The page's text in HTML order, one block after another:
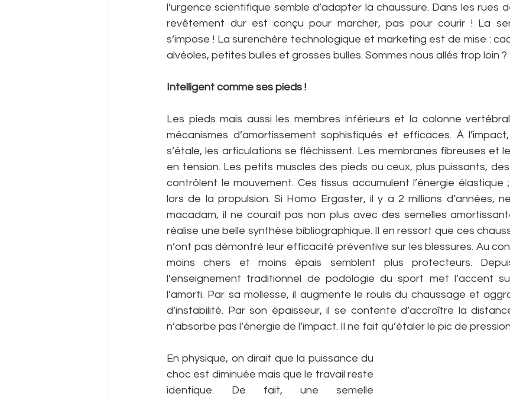
l’urgence scientifique semble d’adapter la chaussure. Dans les rues
revêtement dur est conçu pour marcher, pas pour courir ! La
s’impose ! La surenchère technologique et marketing est de mise :
alvéoles, petites bulles et grosses bulles. Sommes nous allés trop loin ?
Intelligent comme ses pieds !
Les pieds mais aussi les membres inférieurs et la colonne
mécanismes d’amortissement sophistiqués et efficaces. À
s’étale, les articulations se fléchissent. Les membranes fibreuses et
en tension. Les petits muscles des pieds ou ceux, plus puissants,
contrôlent le mouvement. Ces tissus accumulent l’énergie élastique
lors de la propulsion. Si Homo Ergaster, il y a 2 millions d’années,
macadam, il ne courait pas non plus avec des semelles
réalise une belle synthèse bibliographique. Il en ressort que ces
n’ont pas démontré leur efficacité préventive sur les blessures. Au
moins chers et moins épais semblent plus protecteurs.
l’enseignement traditionnel de podologie du sport met l’accent
l’amorti. Par sa mollesse, il augmente le roulis du chaussage et
d’instabilité. Par son épaisseur, il se contente d’accroître la
n’absorbe pas l’énergie de l’impact. Il ne fait qu’étaler le pic de
En physique, on dirait que la puissance du
choc est diminuée mais que le travail reste
identique. De fait, une semelle